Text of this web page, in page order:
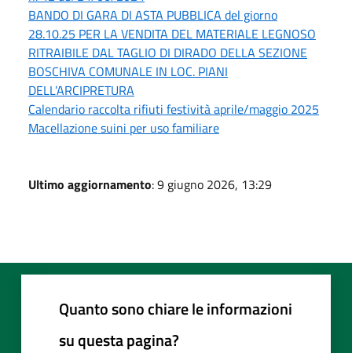
BANDO DI GARA DI ASTA PUBBLICA del giorno
28.10.25 PER LA VENDITA DEL MATERIALE LEGNOSO
RITRAIBILE DAL TAGLIO DI DIRADO DELLA SEZIONE
BOSCHIVA COMUNALE IN LOC. PIANI
DELL’ARCIPRETURA
Calendario raccolta rifiuti festività aprile/maggio 2025
Macellazione suini per uso familiare
Ultimo aggiornamento: 9 giugno 2026, 13:29
Quanto sono chiare le informazioni
su questa pagina?